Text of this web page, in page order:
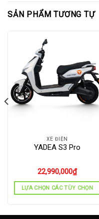
SẢN PHẨM TƯƠNG TỰ
XE ĐIỆN
YADEA S3 Pro
22,990,000₫
LỰA CHỌN CÁC TÙY CHỌN